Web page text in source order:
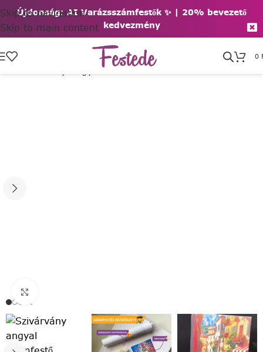
Újdonság: AI Varázsszámfestők ✨ | 20% bevezető
kedvezmény
Skip to navigation
Skip to main content
0